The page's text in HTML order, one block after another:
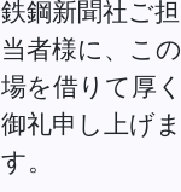
鉄鋼新聞社ご担
当者様に、この
場を借りて厚く
御礼申し上げま
す。